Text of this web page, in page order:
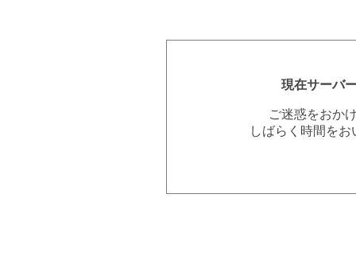
現在サーバ
ご迷惑をおか
しばらく時間を